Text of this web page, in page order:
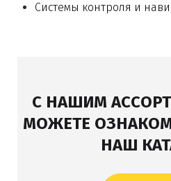
Системы контроля и
С НАШИМ
МОЖЕТЕ
НАШ